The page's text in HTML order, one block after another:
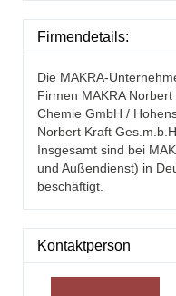
Firmendetails:
Die MAKRA-
Firmen MAKRA
Chemie GmbH /
Norbert Kraft
Insgesamt sind bei
und Außendienst) in
beschäftigt.
Kontaktperson